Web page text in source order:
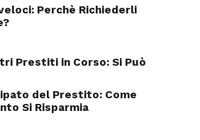
Perchè Richiederli
Prestiti in Corso: Si Può
del Prestito: Come
Si Risparmia